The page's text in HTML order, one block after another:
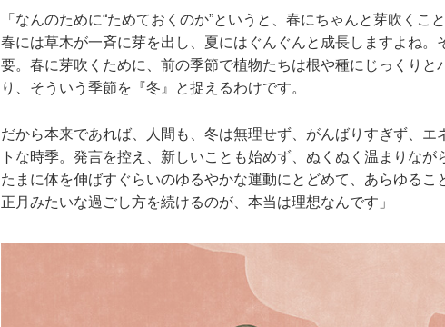
「なんのために“ためておくのか”というと、春にちゃんと芽吹くこ
春には草木が一斉に芽を出し、夏にはぐんぐんと成長しますよね。
要。春に芽吹くために、前の季節で植物たちは根や種にじっくりと
り、そういう季節を『冬』と捉えるわけです。
だから本来であれば、人間も、冬は無理せず、がんばりすぎず、エ
トな時季。発言を控え、新しいことも始めず、ぬくぬく温まりなが
たまに体を伸ばすぐらいのゆるやかな運動にとどめて、あらゆるこ
正月みたいな過ごし方を続けるのが、本当は理想なんです」